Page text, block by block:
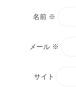
名前 ※
メール ※
サイト